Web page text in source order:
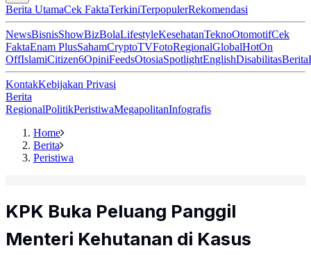
Berita UtamaCek FaktaTerkiniTerpopulerRekomendasi
NewsBisnisShowBizBolaLifestyleKesehatanTeknoOtomotifCek
FaktaEnam PlusSahamCryptoTVFotoRegionalGlobalHotOn
OffIslamiCitizen6OpiniFeedsOtosiaSpotlightEnglishDisabilitasBerita
KontakKebijakan Privasi
Berita
RegionalPolitikPeristiwaMegapolitanInfografis
Home
Berita
Peristiwa
KPK Buka Peluang Panggil
Menteri Kehutanan di Kasus